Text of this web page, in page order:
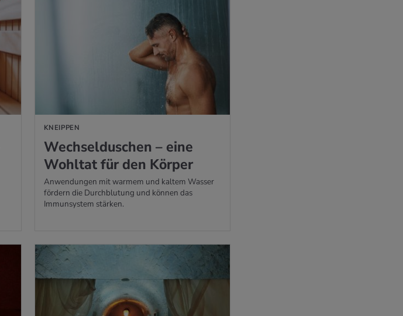
KNEIPPEN
Wech­sel­du­schen – eine
Wohl­tat für den Kör­per
Anwendungen mit warmem und kaltem Wasser
fördern die Durchblutung und können das
Immunsystem stärken.